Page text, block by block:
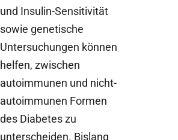
und Insulin-Sensitivität
sowie genetische
Untersuchungen können
helfen, zwischen
autoimmunen und nicht-
autoimmunen Formen
des Diabetes zu
unterscheiden. Bislang